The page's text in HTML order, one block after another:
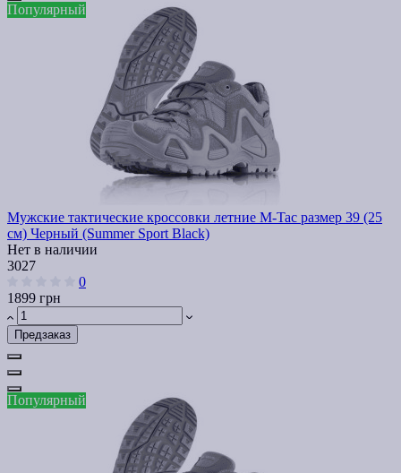
Популярный
Мужские тактические кроссовки летние M-Tac размер 39 (25
см) Черный (Summer Sport Black)
Нет в наличии
3027
0
1899 грн
Предзаказ
Популярный